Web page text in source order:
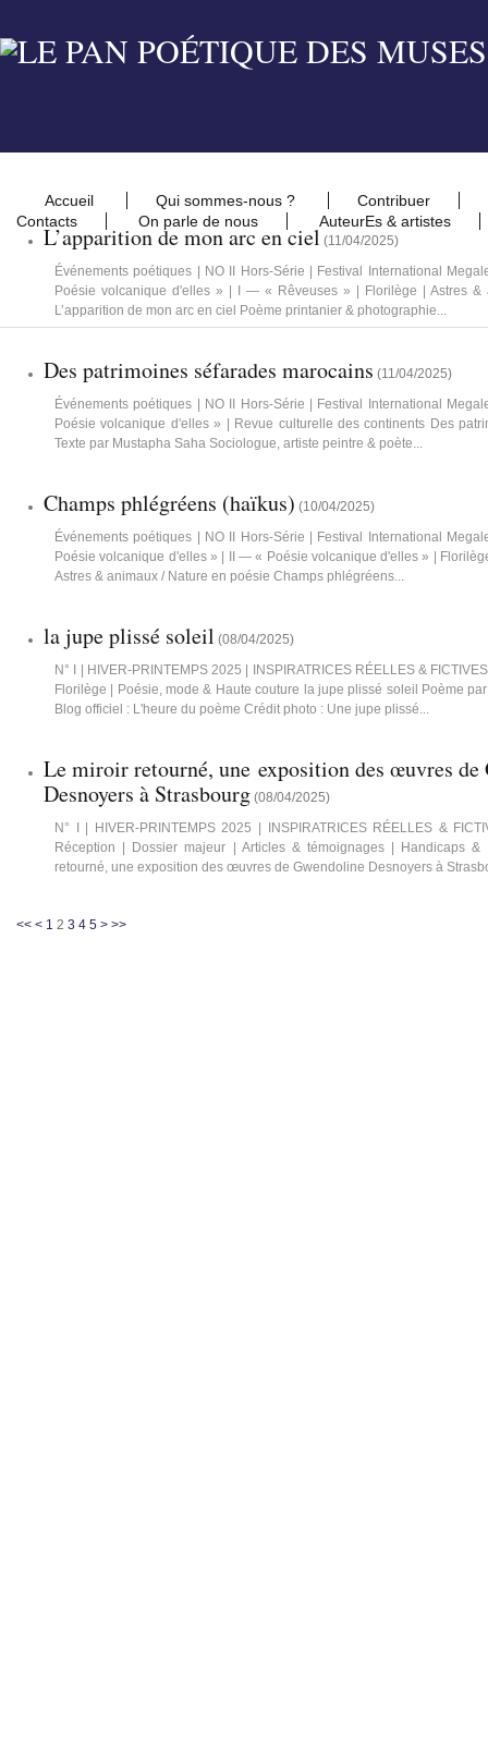
Accueil Qui sommes-nous ?
Contribuer
Contacts
On parle de nous AuteurEs & artistes
L’apparition de mon arc en ciel (11/04/2025)
Événements poétiques | NO II Hors-Série | Festival International
Poésie volcanique d'elles » | I — « Rêveuses » | Florilège | Astres &
L’apparition de mon arc en ciel Poème printanier & photographie...
Des patrimoines séfarades marocains (11/04/2025)
Événements poétiques | NO II Hors-Série | Festival International
Poésie volcanique d'elles » | Revue culturelle des continents Des
Texte par Mustapha Saha Sociologue, artiste peintre & poète...
Champs phlégréens (haïkus) (10/04/2025)
Événements poétiques | NO II Hors-Série | Festival International
Poésie volcanique d'elles » | II — « Poésie volcanique d'elles » |
Astres & animaux / Nature en poésie Champs phlégréens...
la jupe plissé soleil (08/04/2025)
N° I | HIVER-PRINTEMPS 2025 | INSPIRATRICES RÉELLES &
Florilège | Poésie, mode & Haute couture la jupe plissé soleil Poème
Blog officiel : L'heure du poème Crédit photo : Une jupe plissé...
Le miroir retourné, une exposition des œuvres de
Desnoyers à Strasbourg (08/04/2025)
N° I | HIVER-PRINTEMPS 2025 | INSPIRATRICES RÉELLES &
Réception | Dossier majeur | Articles & témoignages | Handicaps
retourné, une exposition des œuvres de Gwendoline Desnoyers à
<< < 1 2 3 4 5 > >>